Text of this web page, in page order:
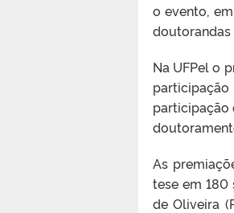
o evento,
doutorandas
Na UFPel o
participação
As
tese em 180
de Oliveira